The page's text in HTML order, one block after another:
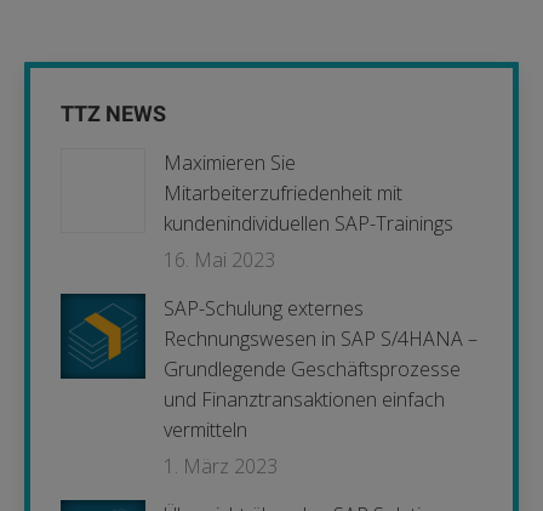
TTZ NEWS
Maximieren Sie
Mitarbeiterzufriedenheit mit
kundenindividuellen SAP-Trainings
16. Mai 2023
SAP-Schulung externes
Rechnungswesen in SAP S/4HANA –
Grundlegende Geschäftsprozesse
und Finanztransaktionen einfach
vermitteln
1. März 2023